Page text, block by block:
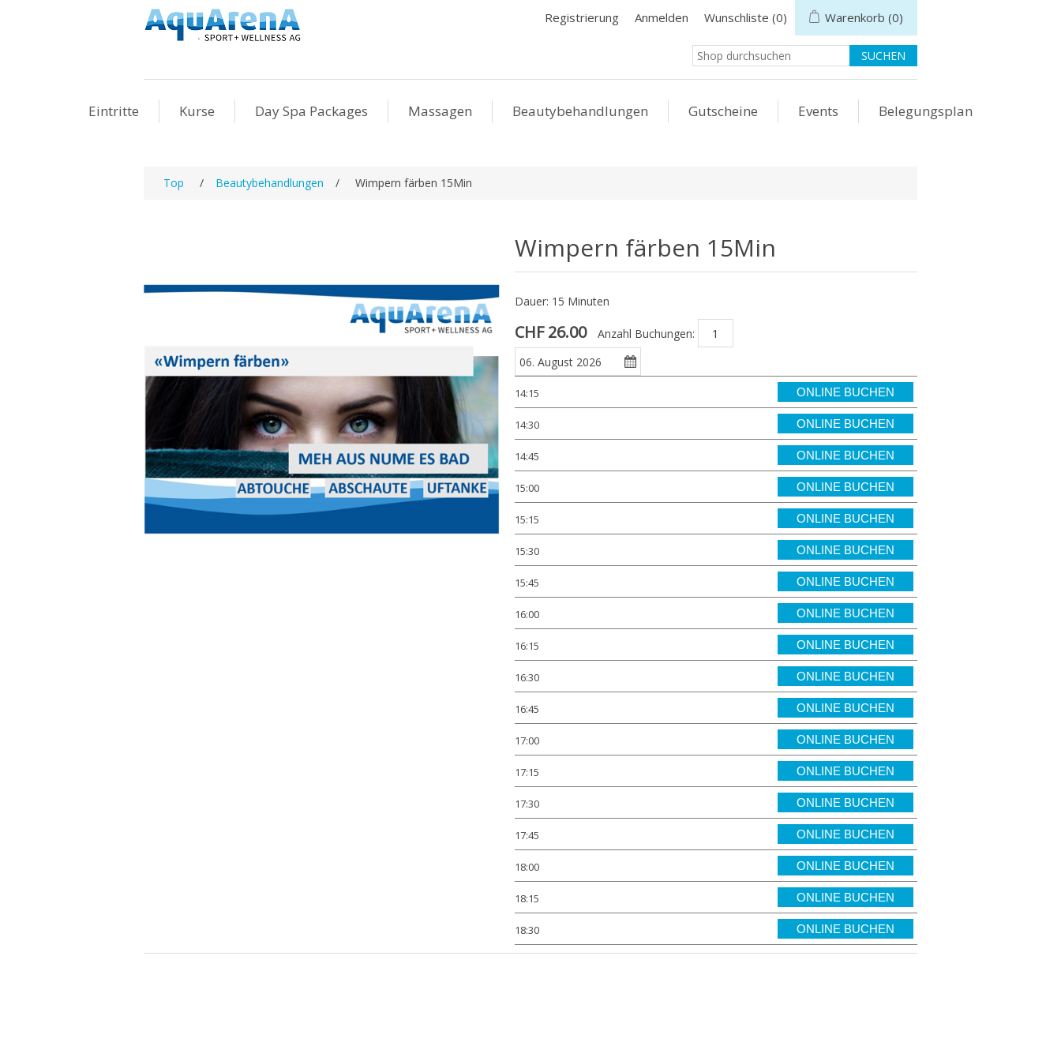
Registrierung Anmelden Wunschliste (0) Warenkorb (0)
Eintritte Kurse Day Spa Packages Massagen Beautybehandlungen Gutscheine Events Belegungsplan
Top / Beautybehandlungen / Wimpern färben 15Min
Wimpern färben 15Min
Dauer: 15 Minuten
CHF 26.00 Anzahl Buchungen:
14:15 ONLINE BUCHEN
14:30 ONLINE BUCHEN
14:45 ONLINE BUCHEN
15:00 ONLINE BUCHEN
15:15 ONLINE BUCHEN
15:30 ONLINE BUCHEN
15:45 ONLINE BUCHEN
16:00 ONLINE BUCHEN
16:15 ONLINE BUCHEN
16:30 ONLINE BUCHEN
16:45 ONLINE BUCHEN
17:00 ONLINE BUCHEN
17:15 ONLINE BUCHEN
17:30 ONLINE BUCHEN
17:45 ONLINE BUCHEN
18:00 ONLINE BUCHEN
18:15 ONLINE BUCHEN
18:30 ONLINE BUCHEN